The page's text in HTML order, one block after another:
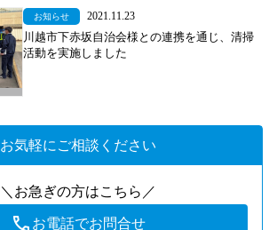
お知らせ 2021.11.23
川越市下赤坂自治会様との連携を通じ、清掃
活動を実施しました
お気軽にご相談ください
＼お急ぎの方はこちら／
お電話でお問合せ